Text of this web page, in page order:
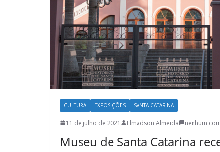
CULTURA EXPOSIÇÕES SANTA CATARINA
11 de julho de 2021 Elmadson Almeida nenhum
Museu de Santa Catarina